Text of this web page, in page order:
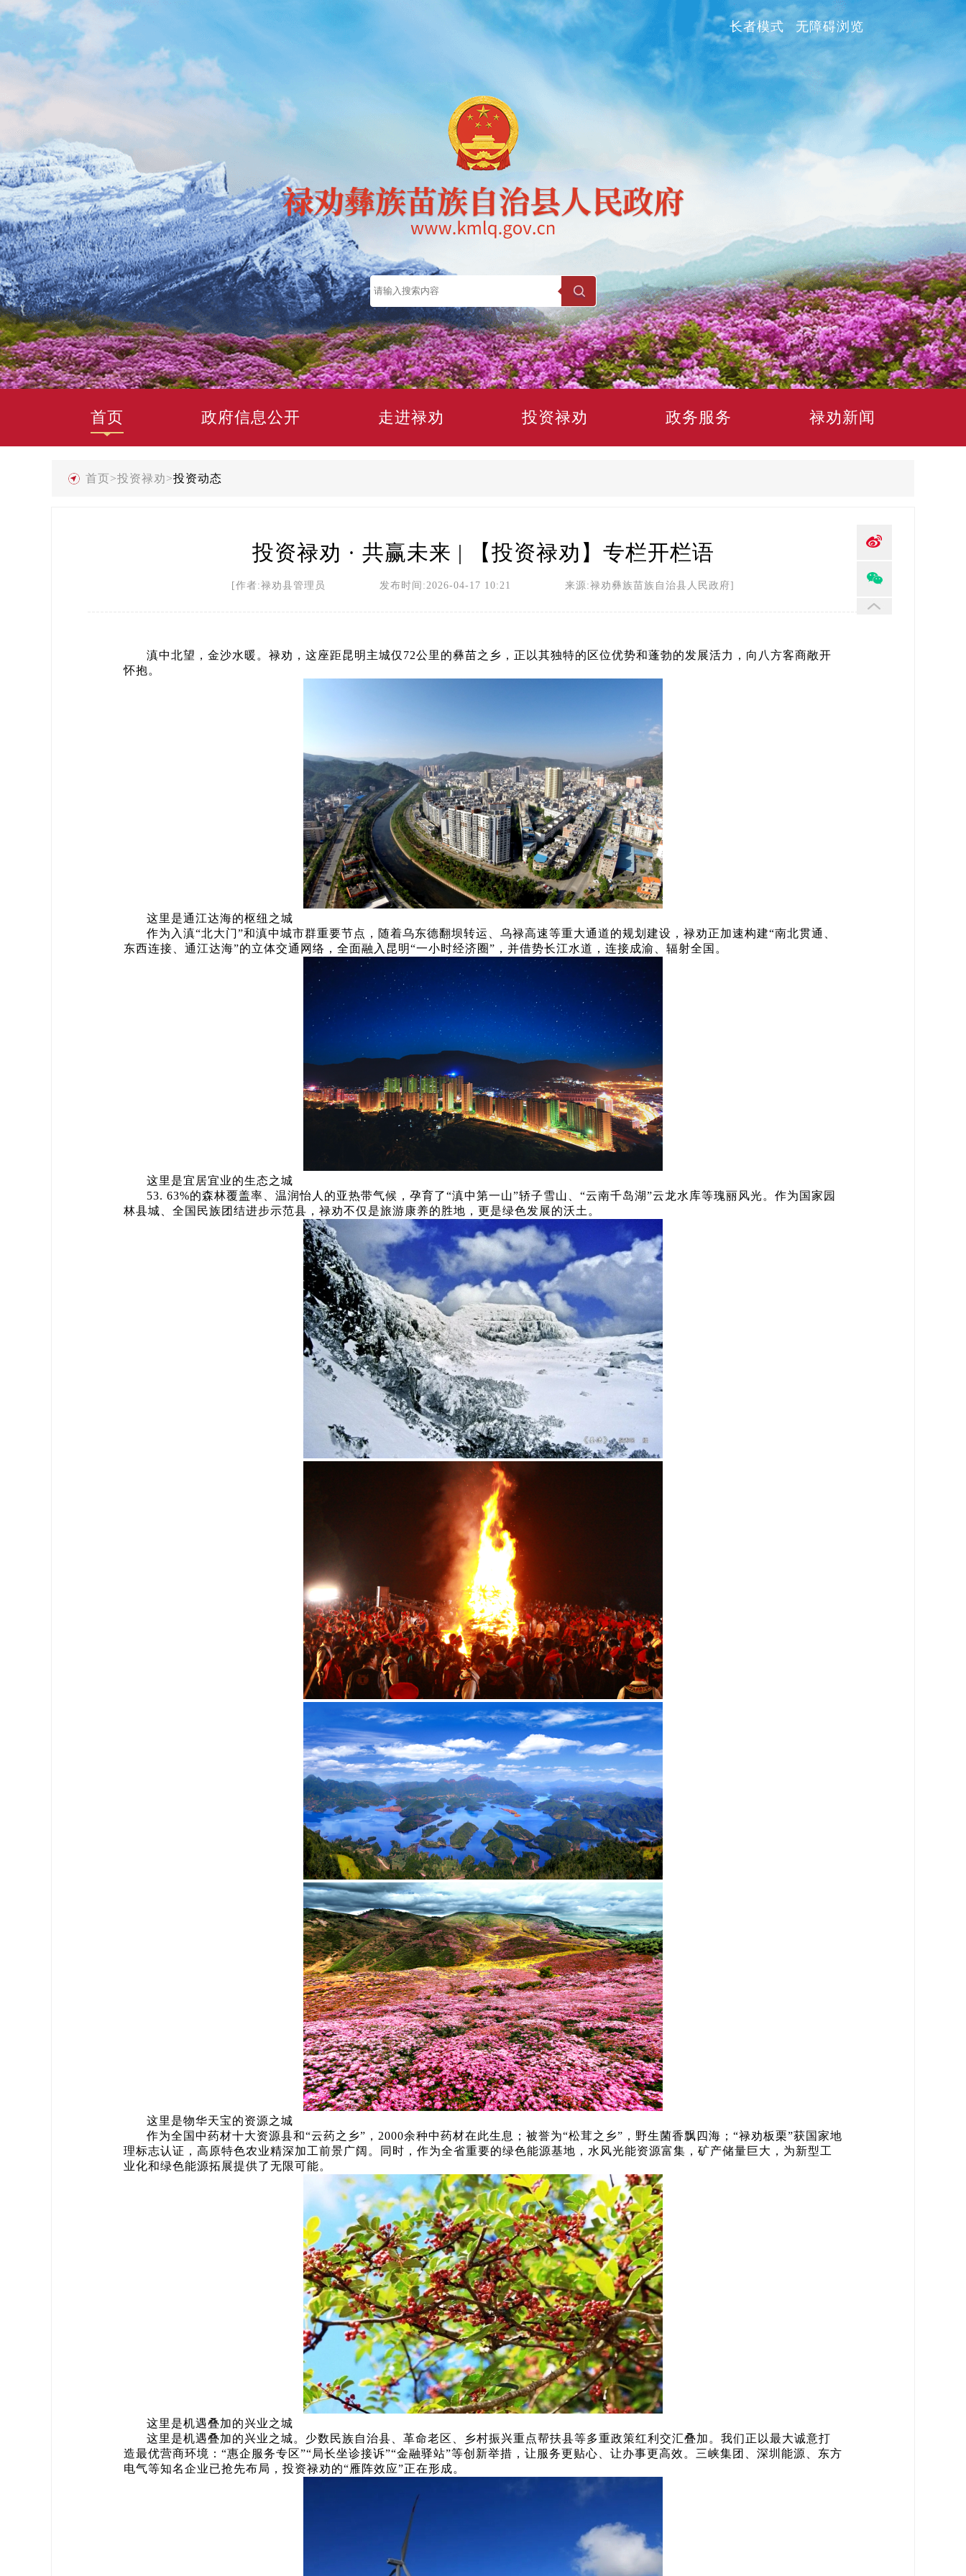
无障碍浏览
长者模式
首页 政府信息公开 走进禄劝 投资禄劝 政务服务 禄劝新闻
首页>投资禄劝>投资动态
投资禄劝 · 共赢未来 | 【投资禄劝】专栏开栏语
[作者:禄劝县管理员 发布时间:2026-04-17 10:21 来源:禄劝彝族苗族自治县人民政府]
滇中北望，金沙水暖。禄劝，这座距昆明主城仅72公里的彝苗之乡，正以其独特的区位优势和蓬勃的发展活力，向八方客商敞开
怀抱。
这里是通江达海的枢纽之城
作为入滇“北大门”和滇中城市群重要节点，随着乌东德翻坝转运、乌禄高速等重大通道的规划建设，禄劝正加速构建“南北贯通、
东西连接、通江达海”的立体交通网络，全面融入昆明“一小时经济圈”，并借势长江水道，连接成渝、辐射全国。
这里是宜居宜业的生态之城
53. 63%的森林覆盖率、温润怡人的亚热带气候，孕育了“滇中第一山”轿子雪山、“云南千岛湖”云龙水库等瑰丽风光。作为国家园
林县城、全国民族团结进步示范县，禄劝不仅是旅游康养的胜地，更是绿色发展的沃土。
这里是物华天宝的资源之城
作为全国中药材十大资源县和“云药之乡”，2000余种中药材在此生息；被誉为“松茸之乡”，野生菌香飘四海；“禄劝板栗”获国家地
理标志认证，高原特色农业精深加工前景广阔。同时，作为全省重要的绿色能源基地，水风光能资源富集，矿产储量巨大，为新型工
业化和绿色能源拓展提供了无限可能。
这里是机遇叠加的兴业之城
这里是机遇叠加的兴业之城。少数民族自治县、革命老区、乡村振兴重点帮扶县等多重政策红利交汇叠加。我们正以最大诚意打
造最优营商环境：“惠企服务专区”“局长坐诊接诉”“金融驿站”等创新举措，让服务更贴心、让办事更高效。三峡集团、深圳能源、东方
电气等知名企业已抢先布局，投资禄劝的“雁阵效应”正在形成。